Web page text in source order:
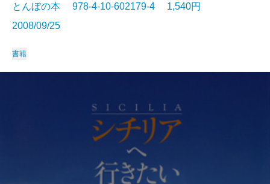
とんぼの本 978-4-10-602179-4 1,540円
2008/09/25
書籍